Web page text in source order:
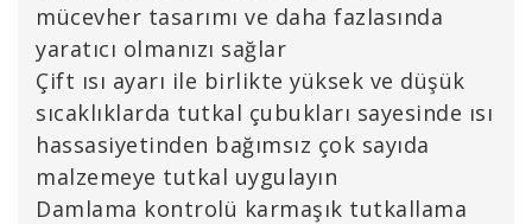
mücevher tasarımı ve daha fazlasında
yaratıcı olmanızı sağlar
Çift ısı ayarı ile birlikte yüksek ve düşük
sıcaklıklarda tutkal çubukları sayesinde ısı
hassasiyetinden bağımsız çok sayıda
malzemeye tutkal uygulayın
Damlama kontrolü karmaşık tutkallama